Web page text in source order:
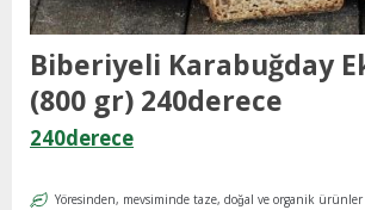
Biberiyeli Karabuğday
(800 gr) 240derece
240derece
Yöresinden, mevsiminde taze, doğal ve organik ürünler